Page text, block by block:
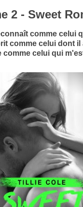
2 - Sweet
comme celui
comme celui dont il
comme celui qui